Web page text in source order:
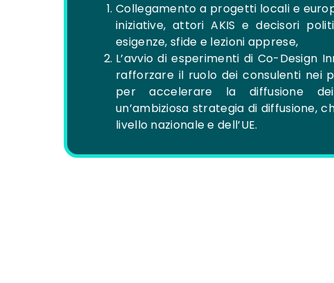
Collegamento a progetti locali e
iniziative, attori AKIS e decisori
esigenze, sfide e lezioni apprese,
L’avvio di esperimenti di Co-Design
rafforzare il ruolo dei consulenti nei
per accelerare la diffusione
un’ambiziosa strategia di diffusione,
livello nazionale e dell’UE.